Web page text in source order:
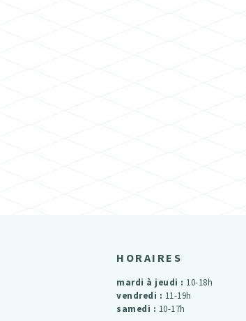
HORAIRES
mardi à jeudi : 10-18h
vendredi : 11-19h
samedi : 10-17h